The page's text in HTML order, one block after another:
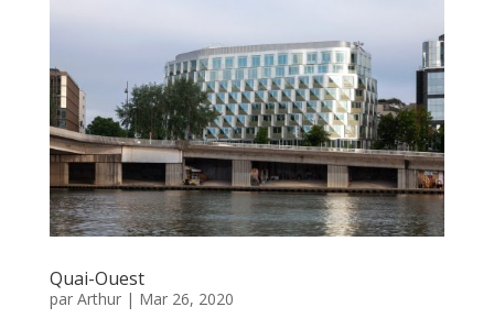
Quai-Ouest
par Arthur| Mar 26, 2020